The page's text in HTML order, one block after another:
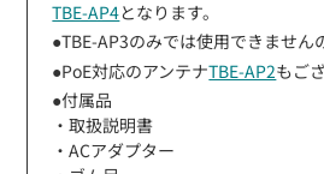
TBE-AP4となります。
●TBE-AP3のみでは使用できません
●PoE対応のアンテナTBE-AP2もご
●付属品
・取扱説明書
・ACアダプター